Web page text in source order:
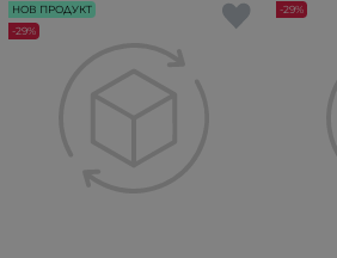
НОВ ПРОДУКТ
-29%
-29%